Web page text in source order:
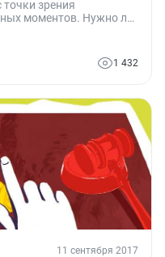
зрения
моментов. Нужно ли
директора, какую
— в свежем судебном1 432
11 сентября 2017